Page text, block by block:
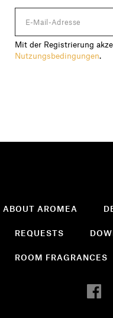
Mit der Registrierung
Nutzungsbedingungen.
ABOUT AROMEA
REQUESTS
ROOM FRAGRANCES